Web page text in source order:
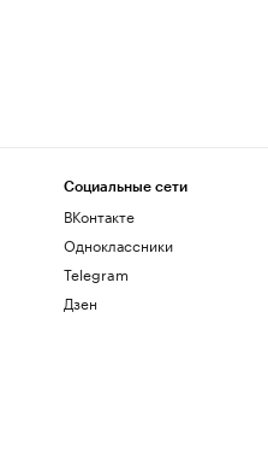
Социальные сети
ВКонтакте
Одноклассники
Telegram
Дзен